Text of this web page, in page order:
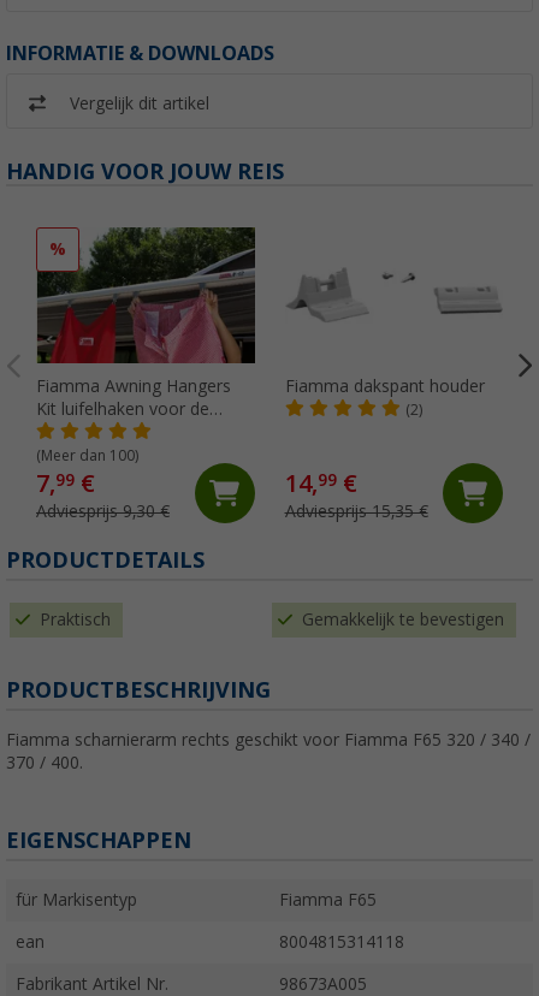
INFORMATIE & DOWNLOADS
Vergelijk dit artikel
HANDIG VOOR JOUW REIS
%
Fiamma Awning Hangers
Kit luifelhaken voor de
peesgeleider
(Meer dan 100)
7,99 €
Adviesprijs 9,30 €
Fiamma dakspant houder
(2)
14,99€
Adviesprijs 15,35 €
PRODUCTDETAILS
Praktisch Gemakkelijk te bevestigen
PRODUCTBESCHRIJVING
Fiamma scharnierarm rechts geschikt voor Fiamma F65 320 / 340 /
370 / 400.
EIGENSCHAPPEN
für Markisentyp Fiamma F65
ean 8004815314118
Fabrikant Artikel Nr. 98673A005